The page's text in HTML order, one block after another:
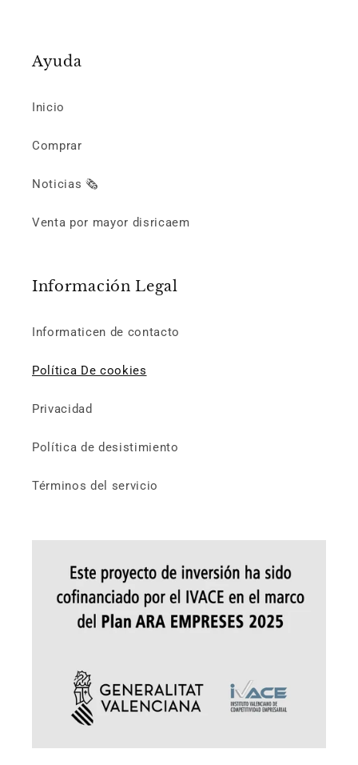
Ayuda
Inicio
Comprar
Noticias 🗞️
Venta por mayor disricaem
Información Legal
Informaticen de contacto
Política De cookies
Privacidad
Política de desistimiento
Términos del servicio